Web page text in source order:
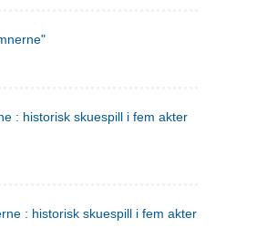
: historisk skuespill i fem akter
: historisk skuespill i fem akter